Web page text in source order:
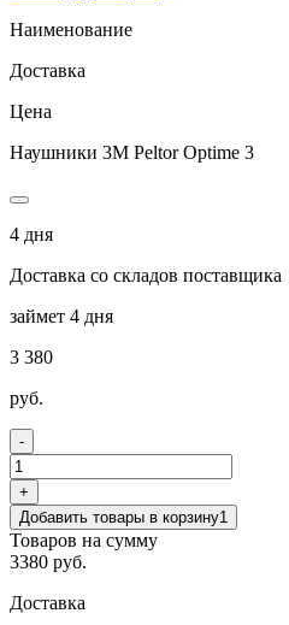
Наименование
Доставка
Цена
Наушники 3М Peltor Optime 3
4 дня
Доставка со складов поставщика
займет 4 дня
3 380
руб.
-
+
Добавить товары в корзину1
Товаров на сумму
3380 руб.
Доставка